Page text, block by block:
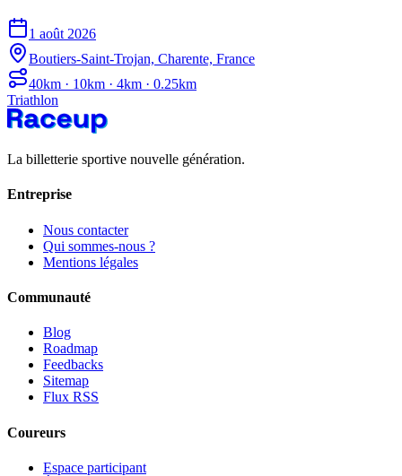
1 août 2026
Boutiers-Saint-Trojan, Charente, France
40km · 10km · 4km · 0.25km
Triathlon
La billetterie sportive nouvelle génération.
Entreprise
Nous contacter
Qui sommes-nous ?
Mentions légales
Communauté
Blog
Roadmap
Feedbacks
Sitemap
Flux RSS
Coureurs
Espace participant